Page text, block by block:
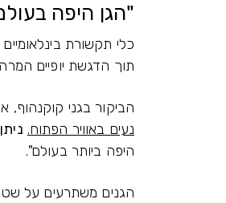
"הגן היפה
תוך הדגשת יופיים
הביקור בגני קוקנהוף,
נעים באוויר הפתוח.
היפה ביותר בעולם".
הגנים משתרעים על